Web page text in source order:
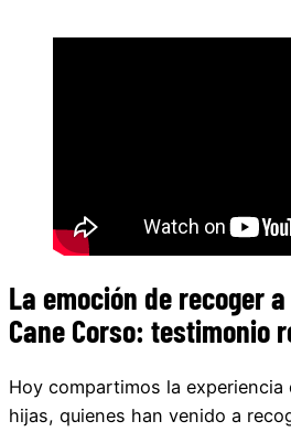
La emoción de recoger
Cane Corso: testimonio
Hoy compartimos la experiencia
hijas, quienes han venido a